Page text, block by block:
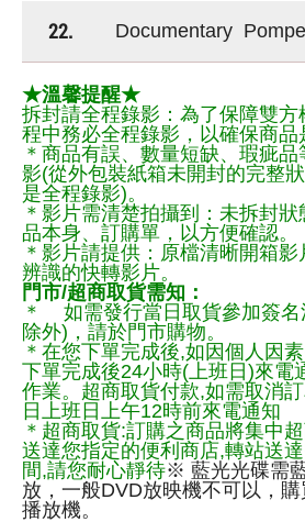
22. Documentary
★溫馨提醒★
拆封請全程錄影：為了保障雙方
程中務必全程錄影，以確保商品
＊商品有誤、數量短缺、瑕疵
影(從外包裝紙箱未開封的完整
是全程錄影)。
＊影片需清楚拍攝到：未拆封
品本身、訂購單，以方便確認。
＊影片請提供：原檔清晰開箱
辨識的快轉影片。
門市/超商取貨需知：
＊ 如需發行當日取貨參加簽名
除外)，請於門市購物。
＊在您下單完成後,如因個人因
下單完成後24小時(上班日)來電
作業。超商取貨付款,如需取消
日上班日上午12時前來電通知
＊超商取貨:訂購之商品將集中
送達您指定的便利商店,轉站送
間,請您耐心靜待※ 藍光光碟需
放，一般DVD放映機不可以，
播放機。